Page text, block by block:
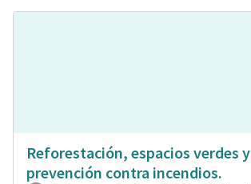
Reforestación, espacios verdes y
prevención contra incendios.